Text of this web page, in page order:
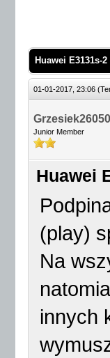
Huawei E3131s-
01-01-2017, 23:06
Junior Member
Huawei
(play)
Na
innych